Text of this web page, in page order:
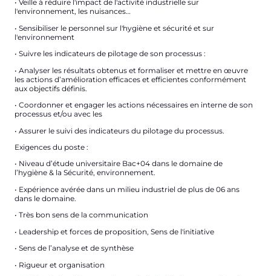
• Veille à réduire l'impact de l'activité industrielle sur
l'environnement, les nuisances…
• Sensibiliser le personnel sur l'hygiène et sécurité et sur
l'environnement
• Suivre les indicateurs de pilotage de son processus :
• Analyser les résultats obtenus et formaliser et mettre en œuvre
les actions d’amélioration efficaces et efficientes conformément
aux objectifs définis.
• Coordonner et engager les actions nécessaires en interne de son
processus et/ou avec les
• Assurer le suivi des indicateurs du pilotage du processus.
Exigences du poste :
• Niveau d’étude universitaire Bac+04 dans le domaine de
l’hygiène & la Sécurité, environnement.
• Expérience avérée dans un milieu industriel de plus de 06 ans
dans le domaine.
• Très bon sens de la communication
• Leadership et forces de proposition, Sens de l'initiative
• Sens de l’analyse et de synthèse
• Rigueur et organisation